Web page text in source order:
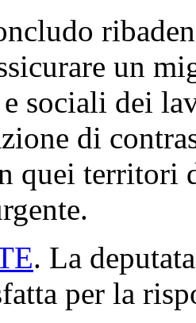
un
sociali dei
di
quei territori
. La
per la